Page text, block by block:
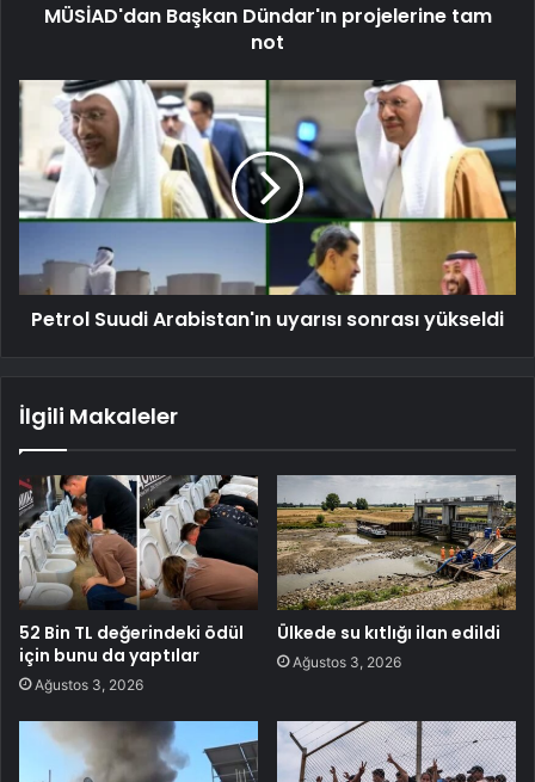
MÜSİAD'dan Başkan Dündar'ın projelerine tam
not
Petrol Suudi Arabistan'ın uyarısı sonrası yükseldi
İlgili Makaleler
52 Bin TL değerindeki ödül
için bunu da yaptılar
Ağustos 3, 2026
Ülkede su kıtlığı ilan edildi
Ağustos 3, 2026